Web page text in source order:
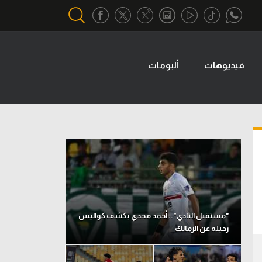
تحقيق في الجول
تقرير في الجول
تحليل في الجول
حكايات في الجول
كويز في الجول
فيديو في الجول
فيديوهات ألبومات
"مستقبل النادي".. أحمد مجدي يكشف كواليس
رحيله عن الزمالك